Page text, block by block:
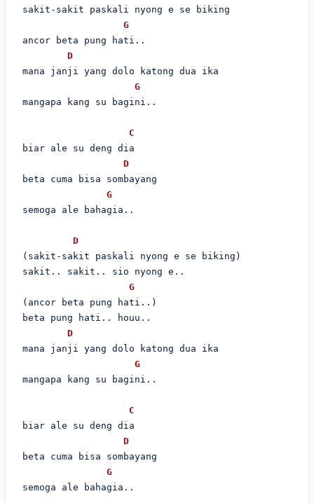
sakit-sakit paskali nyong e se biking
G
ancor beta pung hati..
D
mana janji yang dolo katong dua ika
G
mangapa kang su bagini..
C
biar ale su deng dia
D
beta cuma bisa sombayang
G
semoga ale bahagia..
D
(sakit-sakit paskali nyong e se biking)
sakit.. sakit.. sio nyong e..
G
(ancor beta pung hati..)
beta pung hati.. houu..
D
mana janji yang dolo katong dua ika
G
mangapa kang su bagini..
C
biar ale su deng dia
D
beta cuma bisa sombayang
G
semoga ale bahagia..